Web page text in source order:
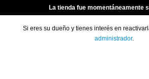
La tienda fue momentáneamente
Si eres su dueño y tienes interés en
administrador.